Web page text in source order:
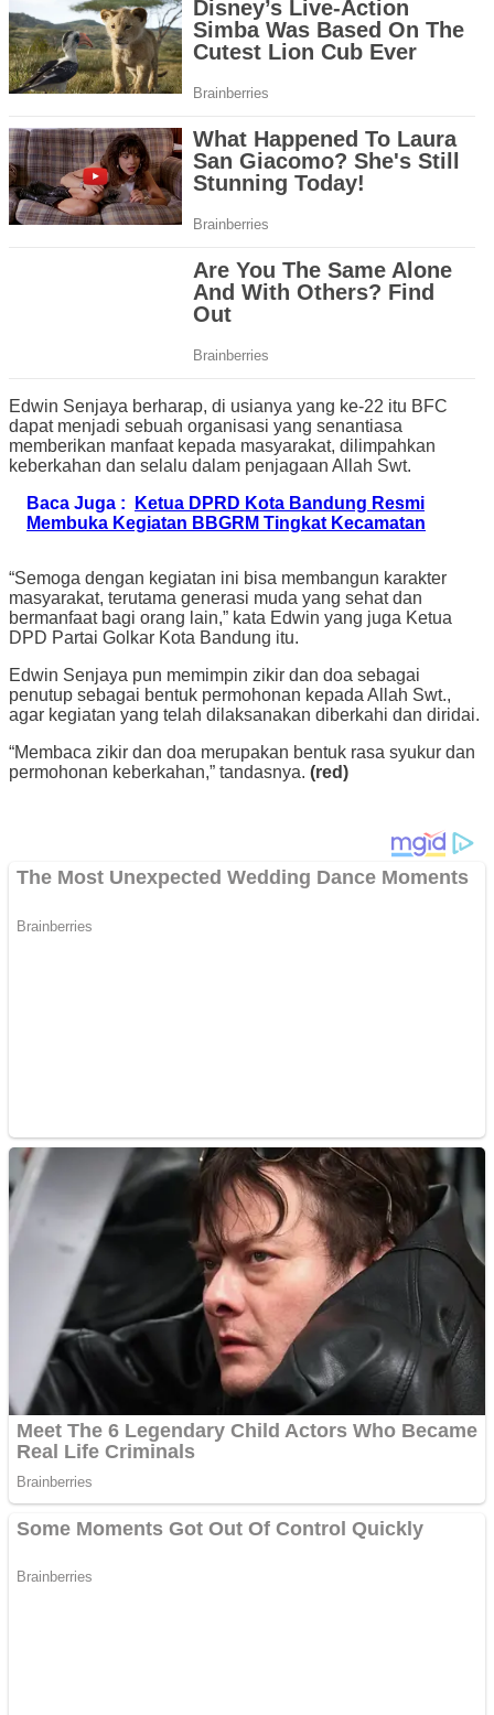
Edwin Senjaya berharap, di usianya yang ke-22 itu BFC
dapat menjadi sebuah organisasi yang senantiasa
memberikan manfaat kepada masyarakat, dilimpahkan
keberkahan dan selalu dalam penjagaan Allah Swt.
Baca Juga :
Ketua DPRD Kota Bandung Resmi
Membuka Kegiatan BBGRM Tingkat Kecamatan
“Semoga dengan kegiatan ini bisa membangun karakter
masyarakat, terutama generasi muda yang sehat dan
bermanfaat bagi orang lain,” kata Edwin yang juga Ketua
DPD Partai Golkar Kota Bandung itu.
Edwin Senjaya pun memimpin zikir dan doa sebagai
penutup sebagai bentuk permohonan kepada Allah Swt.,
agar kegiatan yang telah dilaksanakan diberkahi dan diridai.
“Membaca zikir dan doa merupakan bentuk rasa syukur dan
permohonan keberkahan,” tandasnya. (red)